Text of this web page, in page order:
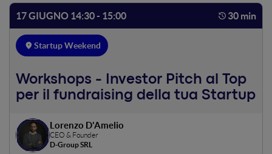
17 GIUGNO 14:30 - 15:00 30 min
Startup Weekend
Workshops - Investor Pitch al Top
per il fundraising della tua Startup
Lorenzo D'Amelio
CEO & Founder
D-Group SRL